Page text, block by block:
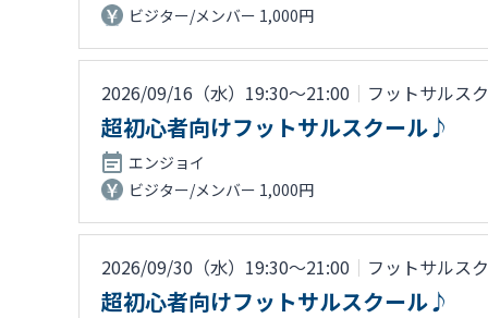
ビジター/メンバー 1,000円
2026/09/16（水）19:30〜21:00 ｜ フットサルス
超初心者向けフットサルスクール♪
エンジョイ
ビジター/メンバー 1,000円
2026/09/30（水）19:30〜21:00 ｜ フットサルス
超初心者向けフットサルスクール♪